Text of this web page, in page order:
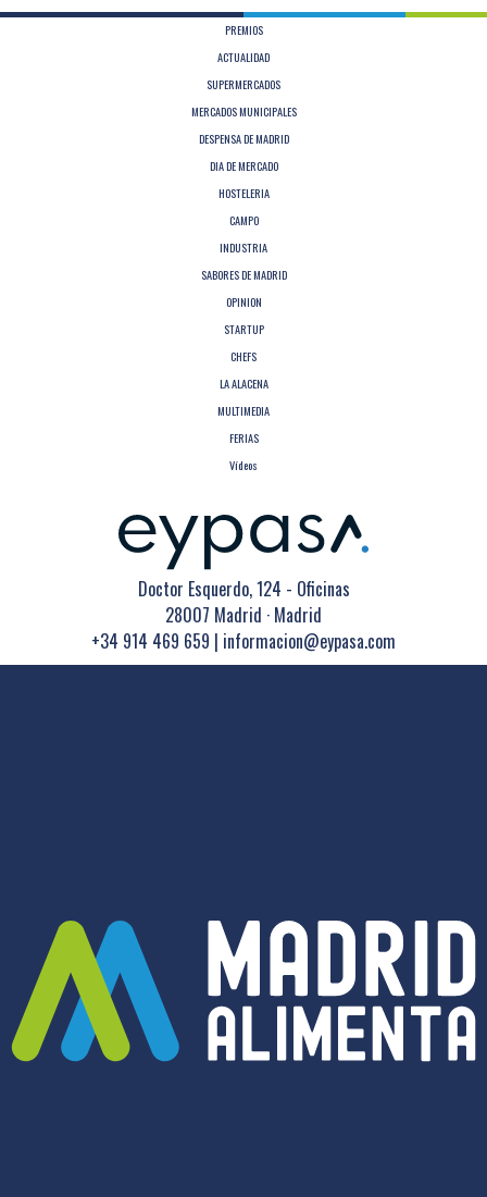
PREMIOS
ACTUALIDAD
SUPERMERCADOS
MERCADOS MUNICIPALES
DESPENSA DE MADRID
DIA DE MERCADO
HOSTELERIA
CAMPO
INDUSTRIA
SABORES DE MADRID
OPINION
STARTUP
CHEFS
LA ALACENA
MULTIMEDIA
FERIAS
Vídeos
Doctor Esquerdo, 124 - Oficinas
28007 Madrid · Madrid
+34 914 469 659 | informacion@eypasa.com